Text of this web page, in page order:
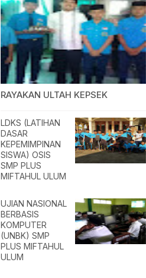
RAYAKAN ULTAH KEPSEK
LDKS (LATIHAN
DASAR
KEPEMIMPINAN
SISWA) OSIS
SMP PLUS
MIFTAHUL ULUM
UJIAN NASIONAL
BERBASIS
KOMPUTER
(UNBK) SMP
PLUS MIFTAHUL
ULUM